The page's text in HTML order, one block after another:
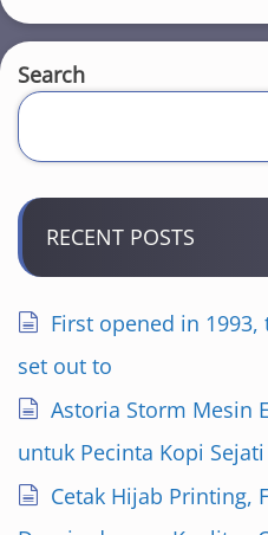
Search
RECENT POSTS
First opened in
set out to
Astoria Storm Mesin
untuk Pecinta Kopi Sejati
Cetak Hijab Printing,